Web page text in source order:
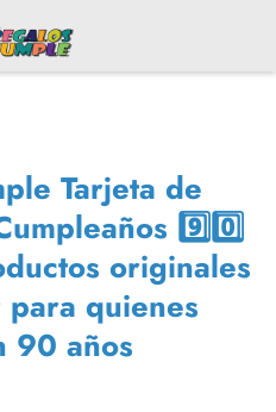
Tarjeta de
9️⃣0️⃣
originales
quienes
90 años